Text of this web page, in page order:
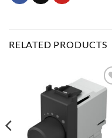
RELATED PRODUCTS
Bæta